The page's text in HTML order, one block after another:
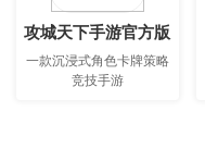
攻城天下手游官方版
一款沉浸式角色卡牌策略
竞技手游